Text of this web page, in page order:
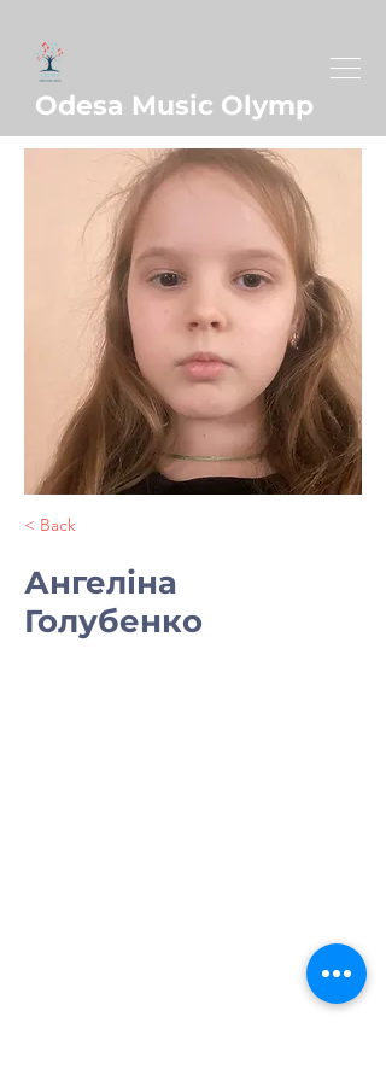
Odesa Music Olymp
< Back
Ангеліна
Голубенко